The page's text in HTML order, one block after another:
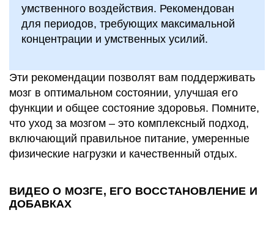
умственного воздействия. Рекомендован
для периодов, требующих максимальной
концентрации и умственных усилий.
Эти рекомендации позволят вам поддерживать
мозг в оптимальном состоянии, улучшая его
функции и общее состояние здоровья. Помните,
что уход за мозгом – это комплексный подход,
включающий правильное питание, умеренные
физические нагрузки и качественный отдых.
ВИДЕО О МОЗГЕ, ЕГО ВОССТАНОВЛЕНИЕ И
ДОБАВКАХ